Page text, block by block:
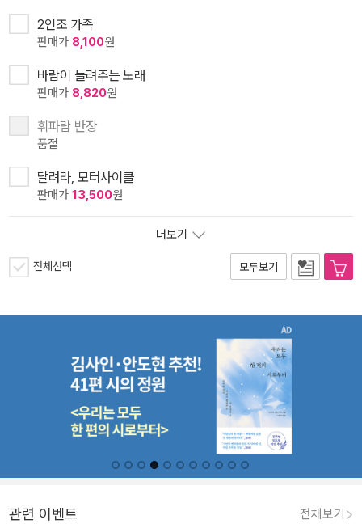
2인조 가족
판매가 8,100원
바람이 들려주는 노래
판매가 8,820원
휘파람 반장
품절
달려라, 모터사이클
판매가 13,500원
더보기
전체선택 모두보기
관련 이벤트 전체보기